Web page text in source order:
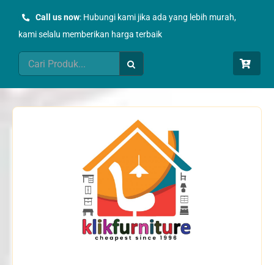
Call us now: Hubungi kami jika ada yang lebih murah,
kami selalu memberikan harga terbaik
Search
for: